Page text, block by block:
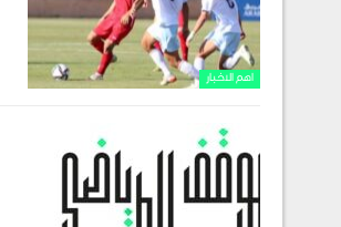
اهم الاخبار